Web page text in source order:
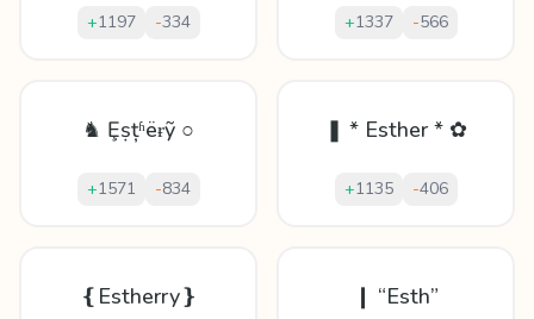
+1197 -334 +1337 -566
♞ Ȩṣțʱëɍỹ ○
+1571 -834
❚ * Esther * ✿
+1135 -406
❴Estherry❵ ❙ “Esth”